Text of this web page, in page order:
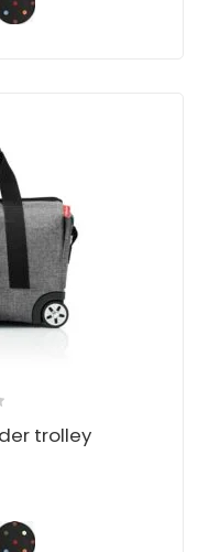
trolley